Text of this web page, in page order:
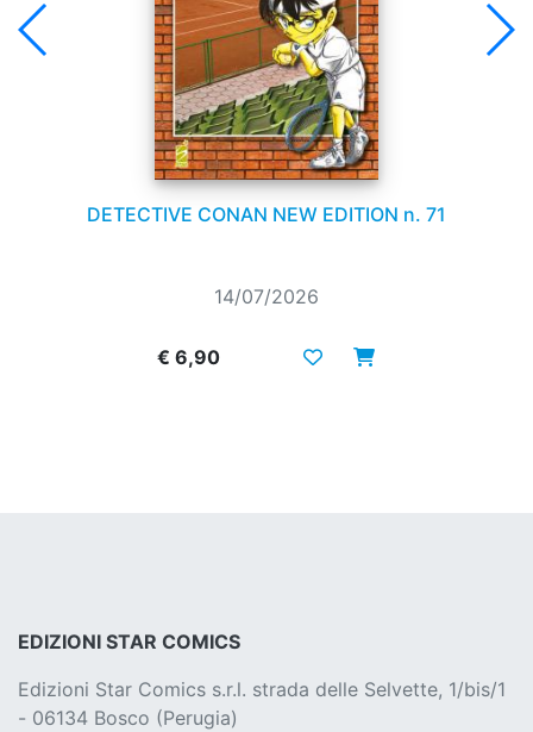
DETECTIVE CONAN NEW EDITION n. 71
14/07/2026
€ 6,90
EDIZIONI STAR COMICS
Edizioni Star Comics s.r.l. strada delle Selvette, 1/bis/1
- 06134 Bosco (Perugia)